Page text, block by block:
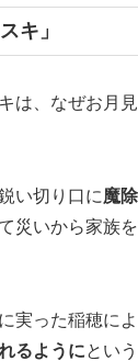
キ」
は、なぜお月
い切り口に魔
災いから家族
実った稲穂に
るようにとい